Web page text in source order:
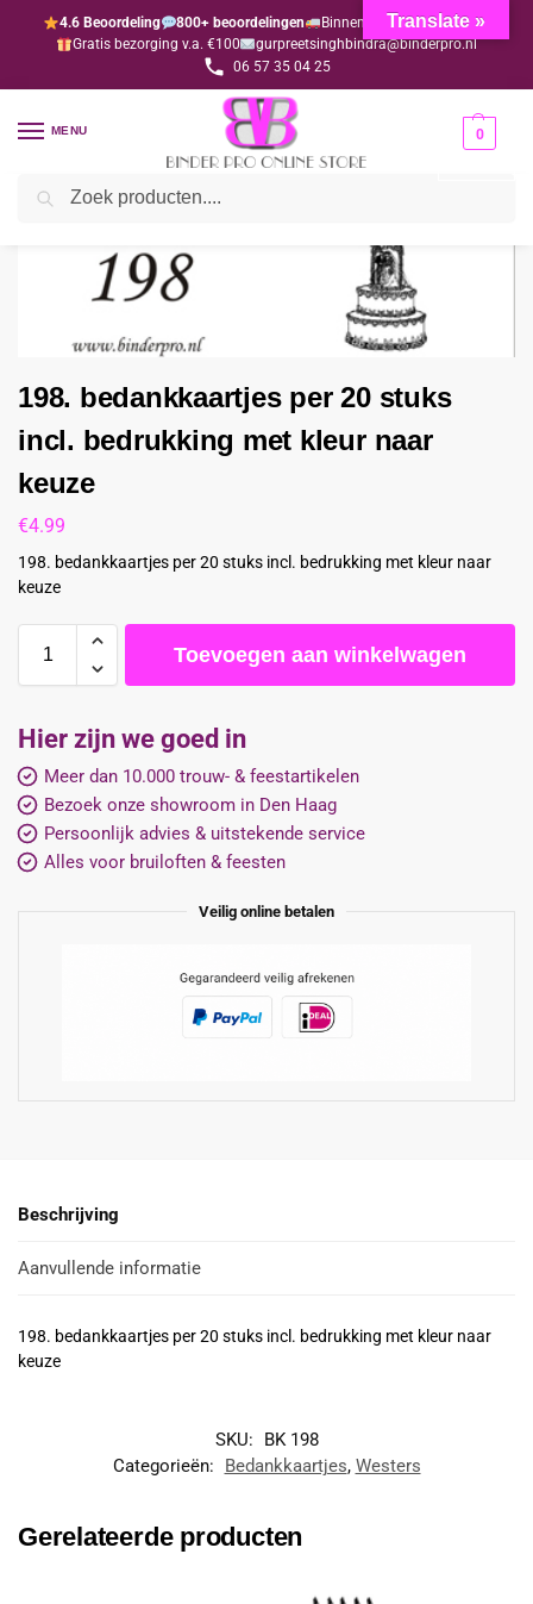
4.6 Beoordeling 800+ beoordelingen
Binnen 1-3 dagen geleverd
Gratis bezorging v.a. €100
gurpreetsinghbindra@binderpro.nl
06 57 35 04 25
MENU 0
Home Bedankjesafdeling
198. bedankkaartjes per 20 stuks
incl. bedrukking met kleur naar
keuze
€4.99
198. bedankkaartjes per 20 stuks incl. bedrukking met kleur naar
keuze
Toevoegen aan winkelwagen
Hier zijn we goed in
Meer dan 10.000 trouw- & feestartikelen
Bezoek onze showroom in Den Haag
Persoonlijk advies & uitstekende service
Alles voor bruiloften & feesten
Veilig online betalen
Beschrijving
Aanvullende informatie
198. bedankkaartjes per 20 stuks incl. bedrukking met kleur naar
keuze
SKU:
BK 198
Categorieën:
Bedankkaartjes, Westers
Gerelateerde producten
Translate »